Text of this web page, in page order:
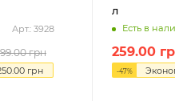
Арт.: 3928
грн
грн
л
Есть в
259.00
-47%